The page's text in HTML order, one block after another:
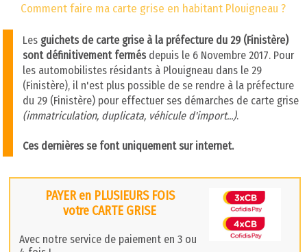
Comment faire ma carte grise en habitant Plouigneau ?
Les guichets de carte grise à la préfecture du 29 (Finistère)
sont définitivement fermésdepuis le 6 Novembre 2017. Pour
les automobilistes résidants à Plouigneau dans le 29
(Finistère), il n'est plus possible de se rendre à la préfecture
du 29 (Finistère) pour effectuer ses démarches de carte grise
(immatriculation, duplicata, véhicule d'import...).
Ces dernières se font uniquement sur internet.
PAYER en PLUSIEURS FOIS
votre CARTE GRISE
Avec notre service de paiement en 3 ou